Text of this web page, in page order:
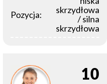
Pozycja:
skrzydłowa
/ silna
skrzydłowa
10